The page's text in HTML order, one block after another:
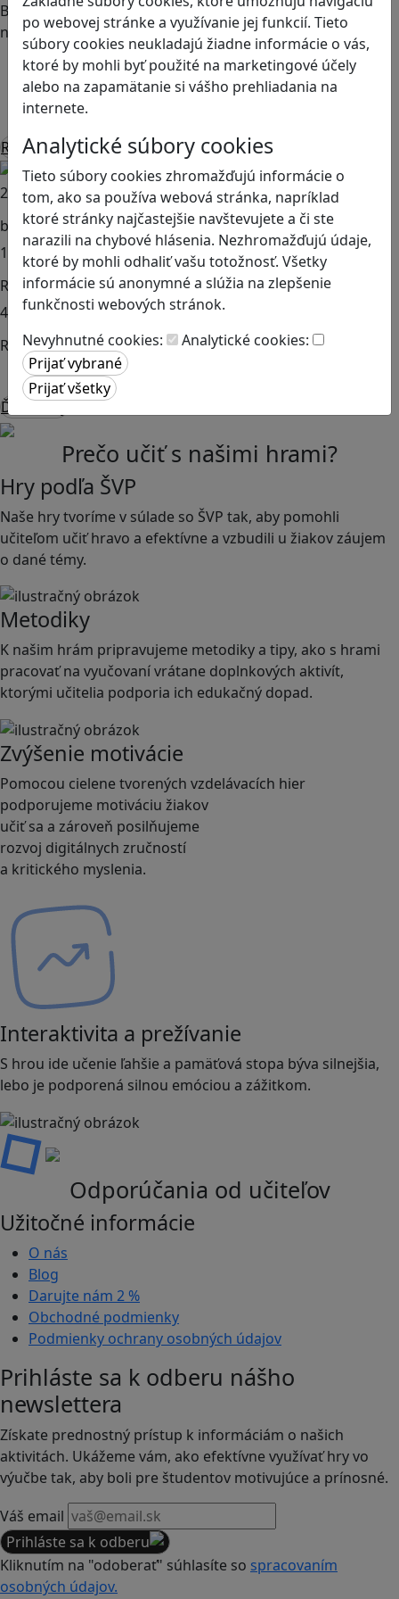
po webovej stránke a využívanie jej funkcií. Tieto
súbory cookies neukladajú žiadne informácie o vás,
ktoré by mohli byť použité na marketingové účely
alebo na zapamätanie si vášho prehliadania na
internete.
Analytické súbory cookies
Tieto súbory cookies zhromažďujú informácie o
tom, ako sa používa webová stránka, napríklad
ktoré stránky najčastejšie navštevujete a či ste
narazili na chybové hlásenia. Nezhromažďujú údaje,
ktoré by mohli odhaliť vašu totožnosť. Všetky
informácie sú anonymné a slúžia na zlepšenie
funkčnosti webových stránok.
Nevyhnutné cookies:
Analytické cookies:
Bezplatný prístup do nášhoLearning Hubu, v ktorom
nájdete:
Metodiky s doplnkovými aktivitami k našim hrám
Vzdelávacie materiály a videá k učeniu hrou a
gamifikácii
Registrujte sa
25+
bezplatných vzdelávacích hier
1000+
Registrovaných učiteľov a učiteliek
40+
Registrovaných škôl
Ďalšie hry
Prečo učiť s našimi hrami?
Hry podľa ŠVP
Naše hry tvoríme v súlade so ŠVP tak, aby pomohli
učiteľom učiť hravo a efektívne a vzbudili u žiakov záujem
o dané témy.
Metodiky
K našim hrám pripravujeme metodiky a tipy, ako s hrami
pracovať na vyučovaní vrátane doplnkových aktivít,
ktorými učitelia podporia ich edukačný dopad.
Zvýšenie motivácie
Pomocou cielene tvorených vzdelávacích hier
podporujeme motiváciu žiakov
učiť sa a zároveň posilňujeme
rozvoj digitálnych zručností
a kritického myslenia.
Interaktivita a prežívanie
S hrou ide učenie ľahšie a pamäťová stopa býva silnejšia,
lebo je podporená silnou emóciou a zážitkom.
Odporúčania od učiteľov
Užitočné informácie
O nás
Blog
Darujte nám 2 %
Obchodné podmienky
Podmienky ochrany osobných údajov
Prihláste sa k odberu nášho
newslettera
Získate prednostný prístup k informáciám o našich
aktivitách. Ukážeme vám, ako efektívne využívať hry vo
výučbe tak, aby boli pre študentov motivujúce a prínosné.
Váš email
Prihláste sa k odberu
Kliknutím na "odoberať" súhlasíte so spracovaním
osobných údajov.